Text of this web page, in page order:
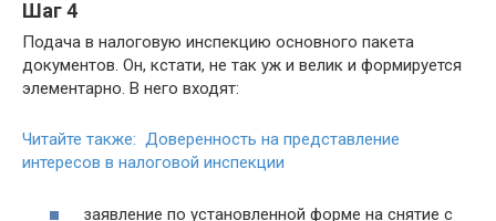
Шаг 4
Подача в налоговую инспекцию основного пакета
документов. Он, кстати, не так уж и велик и формируется
элементарно. В него входят:
Читайте также: Доверенность на представление
интересов в налоговой инспекции
заявление по установленной форме на снятие с